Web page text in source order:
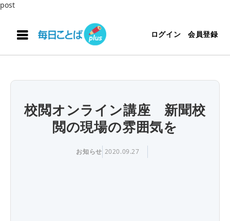
post
ログイン 会員登録
校閲オンライン講座 新聞校
閲の現場の雰囲気を
お知らせ 2020.09.27